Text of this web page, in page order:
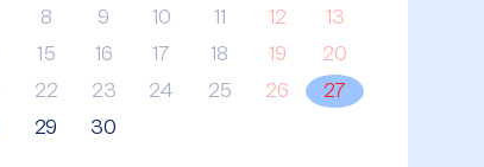
8 9 10 11 12
13
15 16 17 18 19
20
22 23 24 25 26
27
29 30